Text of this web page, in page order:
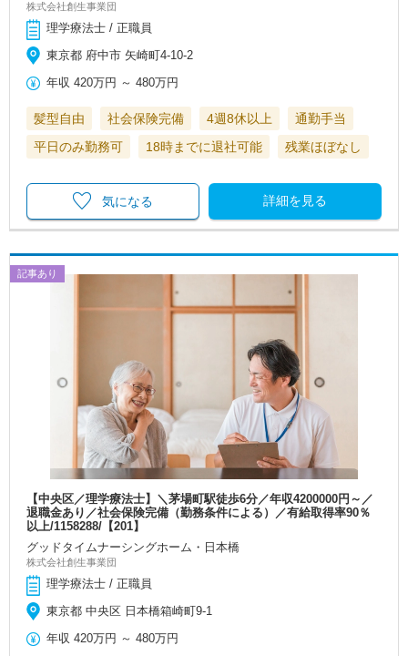
株式会社創生事業団
理学療法士 / 正職員
東京都 府中市 矢崎町4-10-2
年収 420万円 ～480万円
髪型自由 社会保険完備 4週8休以上
通勤手当
平日のみ勤務可
18時までに退社可能 残業ほぼなし
詳細を見る
気になる
記事あり
【中央区／理学療法士】＼茅場町駅徒歩6分／年収4200000円～／
退職金あり／社会保険完備（勤務条件による）／有給取得率90％
以上/1158288/【201】
グッドタイムナーシングホーム・日本橋
株式会社創生事業団
理学療法士 / 正職員
東京都 中央区 日本橋箱崎町9-1
年収 420万円 ～480万円